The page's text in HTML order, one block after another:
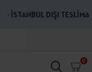
· İSTANBUL DIŞI
0